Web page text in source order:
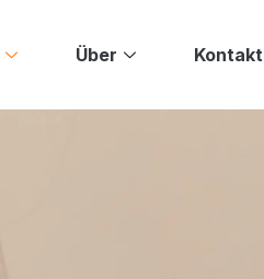
Über Kontakt